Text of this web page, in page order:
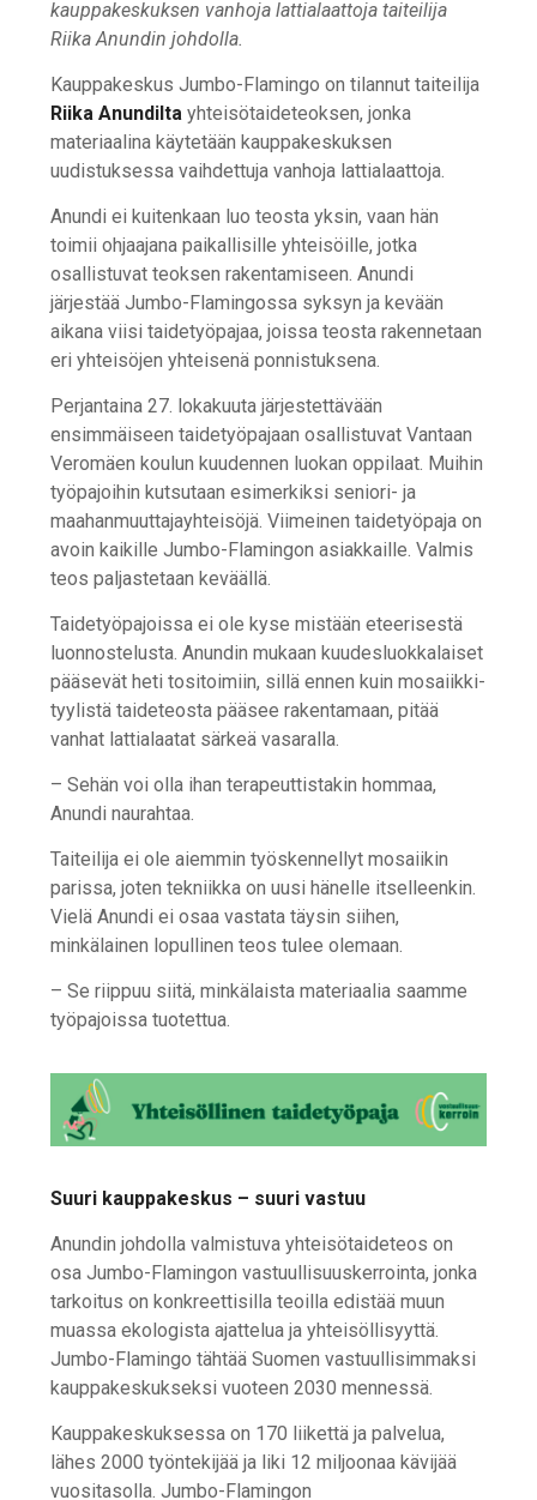
kauppakeskuksen vanhoja lattialaattoja taiteilija
Riika Anundin johdolla.
Kauppakeskus Jumbo-Flamingo on tilannut taiteilija
Riika Anundilta yhteisötaideteoksen, jonka
materiaalina käytetään kauppakeskuksen
uudistuksessa vaihdettuja vanhoja lattialaattoja.
Anundi ei kuitenkaan luo teosta yksin, vaan hän
toimii ohjaajana paikallisille yhteisöille, jotka
osallistuvat teoksen rakentamiseen. Anundi
järjestää Jumbo-Flamingossa syksyn ja kevään
aikana viisi taidetyöpajaa, joissa teosta rakennetaan
eri yhteisöjen yhteisenä ponnistuksena.
Perjantaina 27. lokakuuta järjestettävään
ensimmäiseen taidetyöpajaan osallistuvat Vantaan
Veromäen koulun kuudennen luokan oppilaat. Muihin
työpajoihin kutsutaan esimerkiksi seniori- ja
maahanmuuttajayhteisöjä. Viimeinen taidetyöpaja on
avoin kaikille Jumbo-Flamingon asiakkaille. Valmis
teos paljastetaan keväällä.
Taidetyöpajoissa ei ole kyse mistään eteerisestä
luonnostelusta. Anundin mukaan kuudesluokkalaiset
pääsevät heti tositoimiin, sillä ennen kuin mosaiikki-
tyylistä taideteosta pääsee rakentamaan, pitää
vanhat lattialaatat särkeä vasaralla.
– Sehän voi olla ihan terapeuttistakin hommaa,
Anundi naurahtaa.
Taiteilija ei ole aiemmin työskennellyt mosaiikin
parissa, joten tekniikka on uusi hänelle itselleenkin.
Vielä Anundi ei osaa vastata täysin siihen,
minkälainen lopullinen teos tulee olemaan.
– Se riippuu siitä, minkälaista materiaalia saamme
työpajoissa tuotettua.
Suuri kauppakeskus – suuri vastuu
Anundin johdolla valmistuva yhteisötaideteos on
osa Jumbo-Flamingon vastuullisuuskerrointa, jonka
tarkoitus on konkreettisilla teoilla edistää muun
muassa ekologista ajattelua ja yhteisöllisyyttä.
Jumbo-Flamingo tähtää Suomen vastuullisimmaksi
kauppakeskukseksi vuoteen 2030 mennessä.
Kauppakeskuksessa on 170 liikettä ja palvelua,
lähes 2000 työntekijää ja liki 12 miljoonaa kävijää
vuositasolla. Jumbo-Flamingon